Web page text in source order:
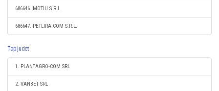
686646. MOTIU S.R.L.
686647. PETLIRA COM S.R.L.
Top judet
1. PLANTAGRO-COM SRL
2. VANBET SRL